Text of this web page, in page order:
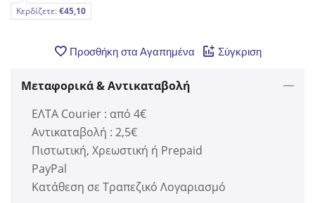
Κερδίζετε:€45,10
Προσθήκη στα Αγαπημένα Σύγκριση
Μεταφορικά & Αντικαταβολή
ΕΛΤΑ Courier : από 4€
Αντικαταβολή : 2,5€
Πιστωτική, Χρεωστική ή Prepaid
PayPal
Κατάθεση σε Τραπεζικό Λογαριασμό